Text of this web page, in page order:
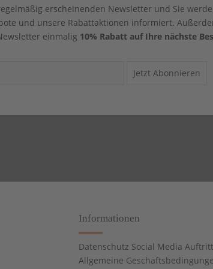
erscheinenden Newsletter und Sie
und unsere Rabattaktionen informiert.
einmalig 10% Rabatt auf Ihre nächste
Jetzt Abonnieren
Informationen
Datenschutz Social Media Auftritt
Allgemeine